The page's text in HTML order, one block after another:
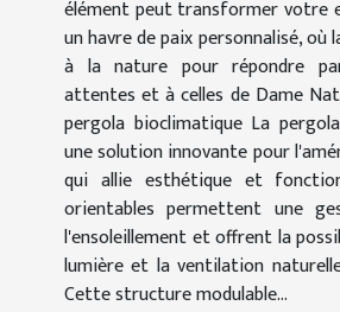
élément peut transformer votre
un havre de paix personnalisé, où
à la nature pour répondre
attentes et à celles de Dame
pergola bioclimatique La
une solution innovante pour
qui allie esthétique et
orientables permettent une
l'ensoleillement et offrent la
lumière et la ventilation
Cette structure modulable...